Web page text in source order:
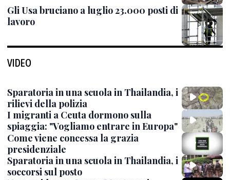
Gli Usa bruciano a luglio 23.000 posti di
lavoro
VIDEO
Sparatoria in una scuola in Thailandia, i
rilievi della polizia
I migranti a Ceuta dormono sulla
spiaggia: "Vogliamo entrare in Europa"
Come viene concessa la grazia
presidenziale
Sparatoria in una scuola in Thailandia, i
soccorsi sul posto